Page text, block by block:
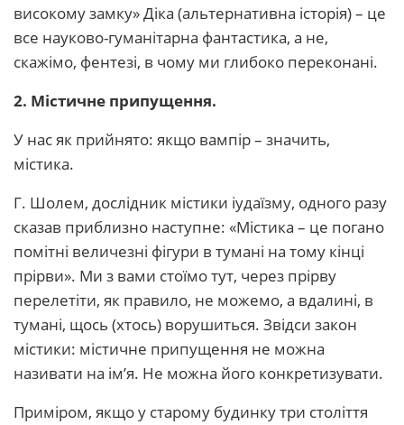
високому замку» Діка (альтернативна історія) – це
все науково-гуманітарна фантастика, а не,
скажімо, фентезі, в чому ми глибоко переконані.
2. Містичне припущення.
У нас як прийнято: якщо вампір – значить,
містика.
Г. Шолем, дослідник містики іудаїзму, одного разу
сказав приблизно наступне: «Містика – це погано
помітні величезні фігури в тумані на тому кінці
прірви». Ми з вами стоїмо тут, через прірву
перелетіти, як правило, не можемо, а вдалині, в
тумані, щось (хтось) ворушиться. Звідси закон
містики: містичне припущення не можна
називати на ім’я. Не можна його конкретизувати.
Приміром, якщо у старому будинку три століття